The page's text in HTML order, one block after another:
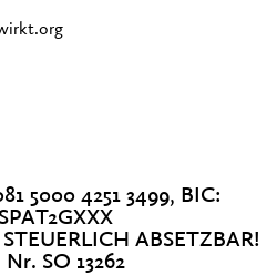
5000 4251 3499, BIC:
ABSETZBAR!
Nr. SO 13262